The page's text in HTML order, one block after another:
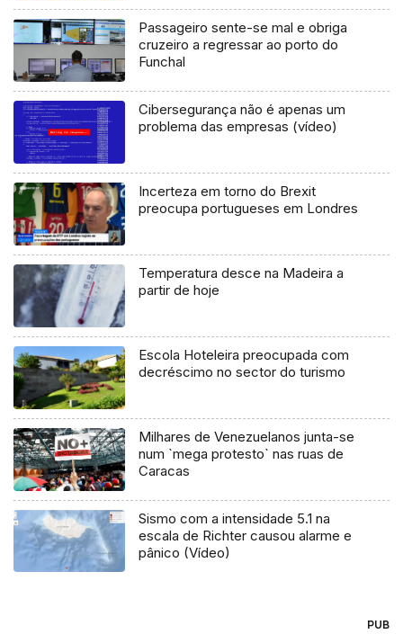
Passageiro sente-se mal e obriga
cruzeiro a regressar ao porto do
Funchal
Cibersegurança não é apenas um
problema das empresas (vídeo)
Incerteza em torno do Brexit
preocupa portugueses em Londres
Temperatura desce na Madeira a
partir de hoje
Escola Hoteleira preocupada com
decréscimo no sector do turismo
Milhares de Venezuelanos junta-se
num `mega protesto` nas ruas de
Caracas
Sismo com a intensidade 5.1 na
escala de Richter causou alarme e
pânico (Vídeo)
PUB